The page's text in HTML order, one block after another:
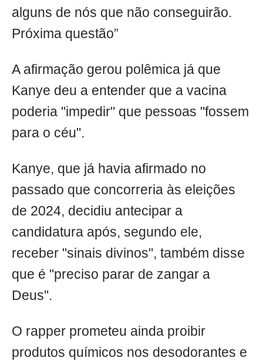
alguns de nós que não conseguirão.
Próxima questão”
A afirmação gerou polêmica já que
Kanye deu a entender que a vacina
poderia "impedir" que pessoas "fossem
para o céu".
Kanye, que já havia afirmado no
passado que concorreria às eleições
de 2024, decidiu antecipar a
candidatura após, segundo ele,
receber "sinais divinos", também disse
que é "preciso parar de zangar a
Deus".
O rapper prometeu ainda proibir
produtos químicos nos desodorantes e